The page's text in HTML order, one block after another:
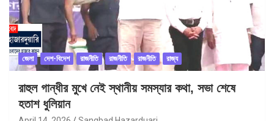
জেলা দেশ-বিদেশ রাজনীতি রাজনীতি রাজনীতি রাজ্য
রাহুল গান্ধীর মুখে নেই স্থানীয় সমস্যার কথা, সভা শেষে
হতাশ ধুলিয়ান